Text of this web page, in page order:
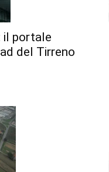
il portale
del Tirreno